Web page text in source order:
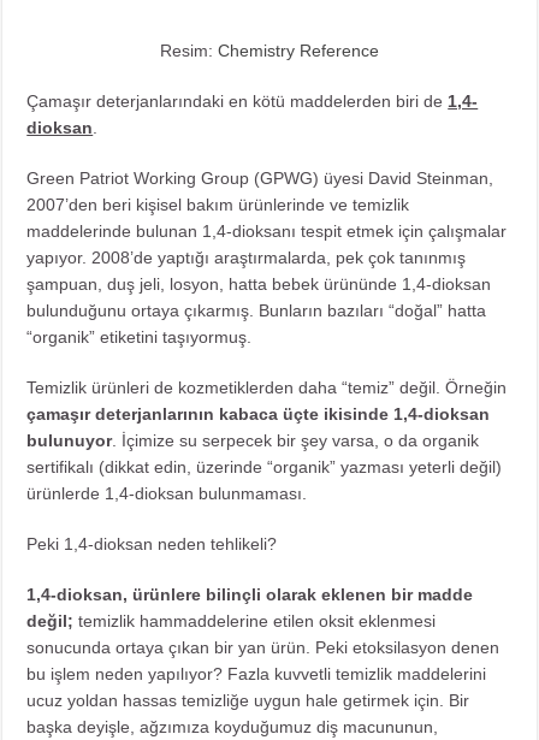
Resim: Chemistry Reference
Çamaşır deterjanlarındaki en kötü maddelerden biri de 1,4-
dioksan
Green Patriot Working Group (GPWG) üyesi David Steinman,
2007’den beri kişisel bakım ürünlerinde ve temizlik
maddelerinde bulunan 1,4-dioksanı tespit etmek için çalışmalar
yapıyor. 2008’de yaptığı araştırmalarda, pek çok tanınmış
şampuan, duş jeli, losyon, hatta bebek ürününde 1,4-dioksan
bulunduğunu ortaya çıkarmış. Bunların bazıları “doğal” hatta
“organik” etiketini taşıyormuş.
Temizlik ürünleri de kozmetiklerden daha “temiz” değil. Örneğin
çamaşır deterjanlarının kabaca üçte ikisinde 1,4-dioksan
bulunuyor. İçimize su serpecek bir şey varsa, o da organik
sertifikalı (dikkat edin, üzerinde “organik” yazması yeterli değil)
ürünlerde 1,4-dioksan bulunmaması.
Peki 1,4-dioksan neden tehlikeli?
1,4-dioksan, ürünlere bilinçli olarak eklenen bir madde
değil;temizlik hammaddelerine etilen oksit eklenmesi
sonucunda ortaya çıkan bir yan ürün. Peki etoksilasyon denen
bu işlem neden yapılıyor? Fazla kuvvetli temizlik maddelerini
ucuz yoldan hassas temizliğe uygun hale getirmek için. Bir
başka deyişle, ağzımıza koyduğumuz diş macununun,